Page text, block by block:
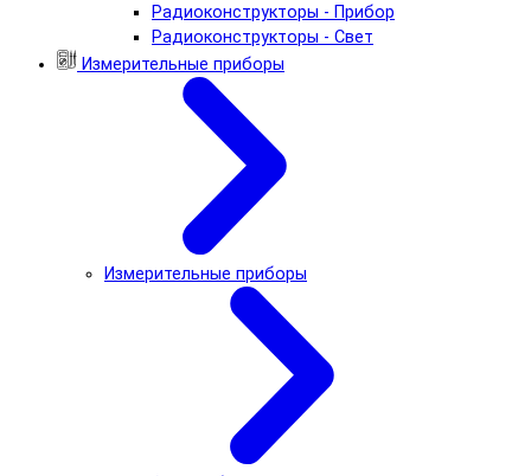
Радиоконструкторы - Прибор
Радиоконструкторы - Свет
Измерительные приборы
Измерительные приборы